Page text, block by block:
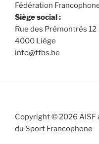
Fédération
Siège social :
Rue des Prémontrés 12
4000 Liège
info@ffbs.be
Copyright © 2026 AISF
du Sport Francophone